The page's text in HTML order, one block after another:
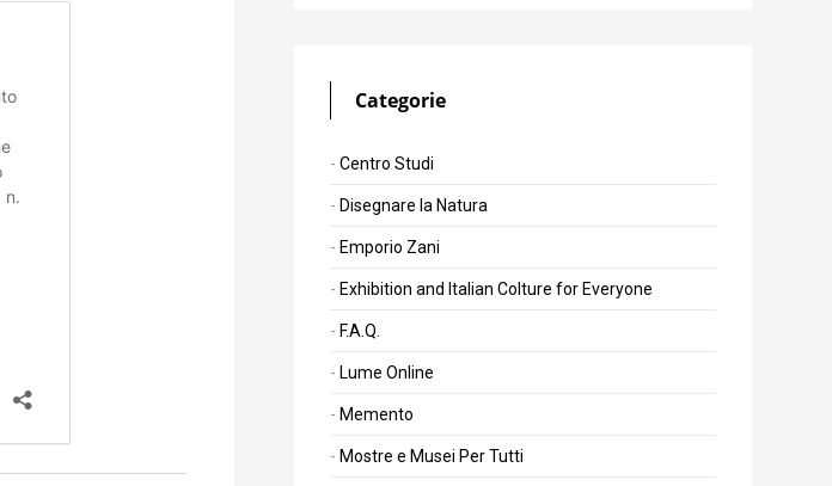
Categorie
Centro Studi
Disegnare la Natura
Emporio Zani
Exhibition and Italian Colture for Everyone
F.A.Q.
Lume Online
Memento
Mostre e Musei Per Tutti